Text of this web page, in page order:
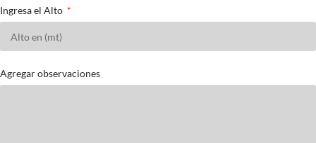
Ingresa el Alto
Agregar observaciones